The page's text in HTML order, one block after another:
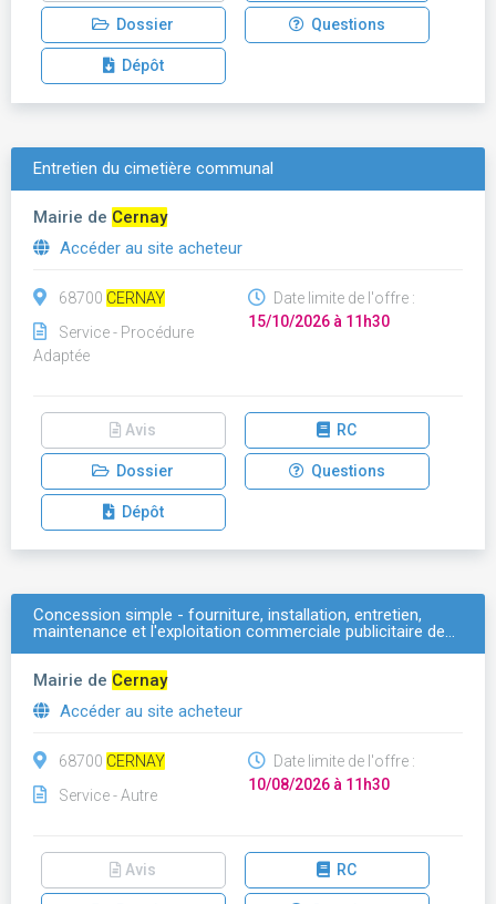
Dossier Questions
Dépôt
Entretien du cimetière communal
Mairie de Cernay
Accéder au site acheteur
68700 CERNAY
Service - Procédure
Adaptée
Date limite de l'offre :
15/10/2026 à 11h30
Avis RC
Dossier Questions
Dépôt
Concession simple - fourniture, installation, entretien,
maintenance et l'exploitation commerciale publicitaire de…
Mairie de Cernay
Accéder au site acheteur
68700 CERNAY
Service - Autre
Date limite de l'offre :
10/08/2026 à 11h30
Avis RC